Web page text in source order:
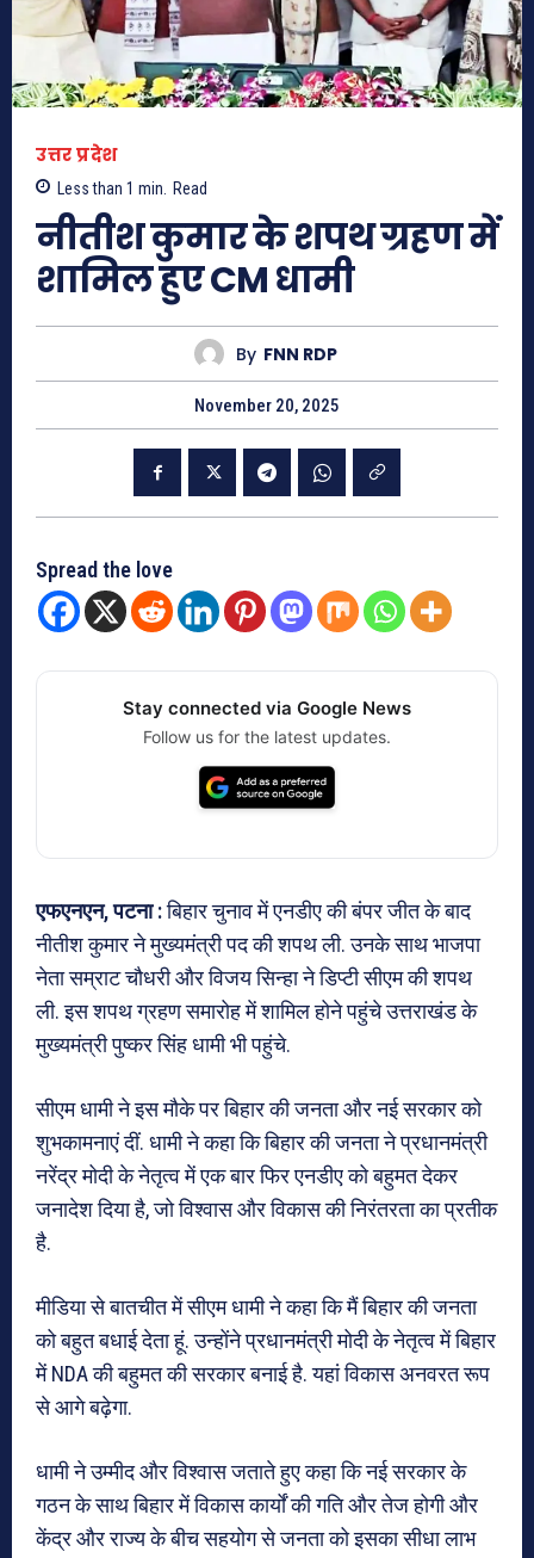
उत्तर प्रदेश
Less than 1 min. Read
नीतीश कुमार के शपथ ग्रहण में
शामिल हुए CM धामी
By FNN RDP
November 20, 2025
Spread the love
Stay connected via Google News
Follow us for the latest updates.
एफएनएन, पटना :बिहार चुनाव में एनडीए की बंपर जीत के बाद
नीतीश कुमार ने मुख्यमंत्री पद की शपथ ली. उनके साथ भाजपा
नेता सम्राट चौधरी और विजय सिन्हा ने डिप्टी सीएम की शपथ
ली. इस शपथ ग्रहण समारोह में शामिल होने पहुंचे उत्तराखंड के
मुख्यमंत्री पुष्कर सिंह धामी भी पहुंचे.
सीएम धामी ने इस मौके पर बिहार की जनता और नई सरकार को
शुभकामनाएं दीं. धामी ने कहा कि बिहार की जनता ने प्रधानमंत्री
नरेंद्र मोदी के नेतृत्व में एक बार फिर एनडीए को बहुमत देकर
जनादेश दिया है, जो विश्वास और विकास की निरंतरता का प्रतीक
है.
मीडिया से बातचीत में सीएम धामी ने कहा कि मैं बिहार की जनता
को बहुत बधाई देता हूं. उन्होंने प्रधानमंत्री मोदी के नेतृत्व में बिहार
में NDA की बहुमत की सरकार बनाई है. यहां विकास अनवरत रूप
से आगे बढ़ेगा.
धामी ने उम्मीद और विश्वास जताते हुए कहा कि नई सरकार के
गठन के साथ बिहार में विकास कार्यों की गति और तेज होगी और
केंद्र और राज्य के बीच सहयोग से जनता को इसका सीधा लाभ